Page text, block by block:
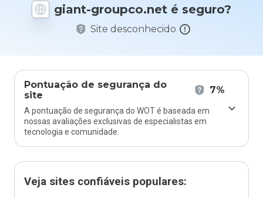
giant-groupco.net é seguro?
Site desconhecido
Pontuação de segurança do
site
7%
A pontuação de segurança do WOT é baseada em
nossas avaliações exclusivas de especialistas em
tecnologia e comunidade.
Veja sites confiáveis populares: